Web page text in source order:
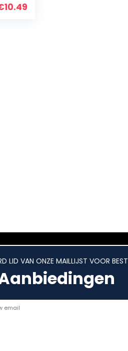
10.49
LID VAN ONZE MAILLIJST VOOR BEST